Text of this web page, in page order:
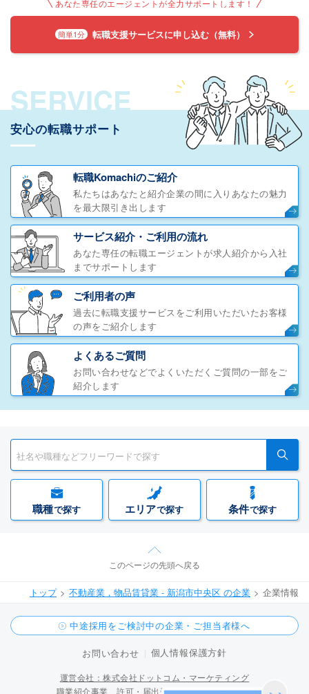
あなた専任のエージェントが全力サポートします！
簡単1分 転職支援サービスに申し込む（無料）
SERVICE
安心の転職サポート
転職Komachiのご紹介
私たちはあなたと紹介企業の間に入りあなたの魅力
を最大限引き出します
サービス紹介・ご利用の流れ
あなた専任の転職エージェントが求人紹介から入社
までサポートします
ご利用者の声
過去に転職支援サービスをご利用いただいたお客様
の声をご紹介します
よくあるご質問
お問い合わせなどでよくいただくご質問の一部をご
紹介します
職種で探す エリアで探す 条件で探す
このページの先頭へ戻る
トップ 不動産業，物品賃貸業 - 新潟市中央区 の企業 企業情報
中途採用をご検討中の企業・ご担当者様へ
お問い合わせ 個人情報保護方針
運営会社：株式会社ドットコム・マーケティング
職業紹介事業 許可・届出受理番号 15-ユ-300096